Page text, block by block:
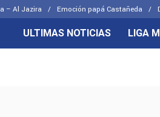
– Al Jazira Emoción papá Castañeda
ULTIMAS NOTICIAS LIGA